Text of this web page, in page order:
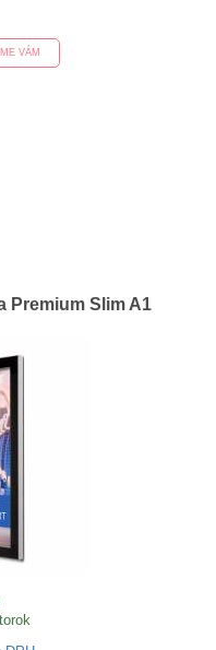
VÁM
Premium Slim A1